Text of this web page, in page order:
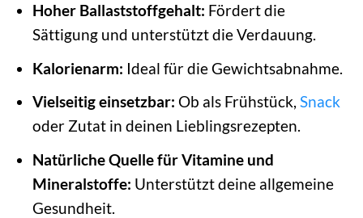
Hoher Ballaststoffgehalt: Fördert die
Sättigung und unterstützt die Verdauung.
Kalorienarm: Ideal für die Gewichtsabnahme.
Vielseitig einsetzbar: Ob als Frühstück, Snack
oder Zutat in deinen Lieblingsrezepten.
Natürliche Quelle für Vitamine und
Mineralstoffe: Unterstützt deine allgemeine
Gesundheit.